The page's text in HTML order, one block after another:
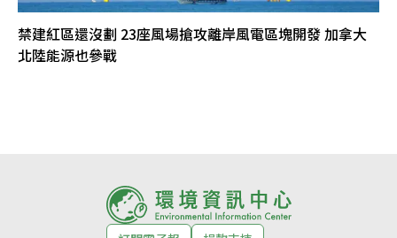
禁建紅區還沒劃 23座風場搶攻離岸風電區塊開發 加拿大
北陸能源也參戰